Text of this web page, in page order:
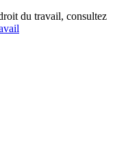
du travail, consultez